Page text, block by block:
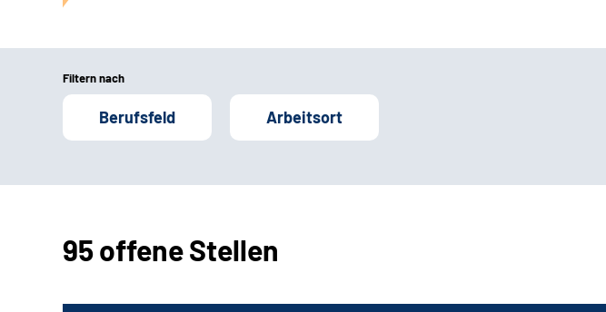
Filtern nach
Berufsfeld Arbeitsort
95 offene Stellen